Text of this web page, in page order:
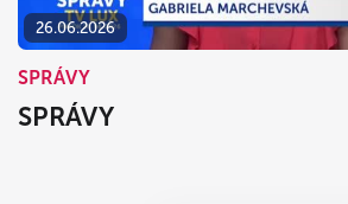
26.06.2026
SPRÁVY
SPRÁVY